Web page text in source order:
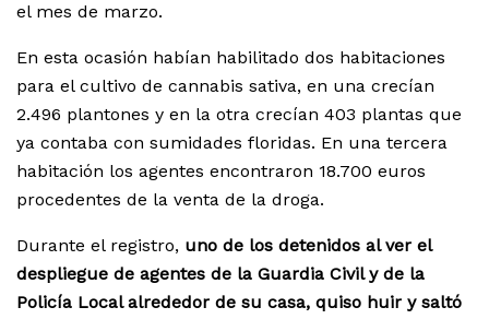
el mes de marzo.
En esta ocasión habían habilitado dos habitaciones
para el cultivo de cannabis sativa, en una crecían
2.496 plantones y en la otra crecían 403 plantas que
ya contaba con sumidades floridas. En una tercera
habitación los agentes encontraron 18.700 euros
procedentes de la venta de la droga.
Durante el registro, uno de los detenidos al ver el
despliegue de agentes de la Guardia Civil y de la
Policía Local alrededor de su casa, quiso huir y saltó